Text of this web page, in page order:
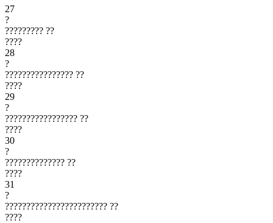
27
?
????????? ??
????
28
?
???????????????? ??
????
29
?
????????????????? ??
????
30
?
?????????????? ??
????
31
?
???????????????????????? ??
????